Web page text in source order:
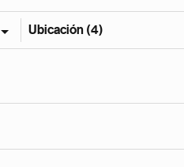
Ubicación (4)